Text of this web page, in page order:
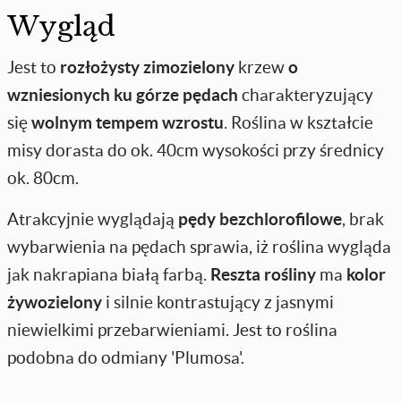
Wygląd
Jest to rozłożysty zimozielony krzewo
wzniesionych ku górze pędach charakteryzujący
sięwolnym tempem wzrostu. Roślina w kształcie
misy dorasta do ok. 40cm wysokości przy średnicy
ok. 80cm.
Atrakcyjnie wyglądają pędy bezchlorofilowe, brak
wybarwienia na pędach sprawia, iż roślina wygląda
jak nakrapiana białą farbą. Reszta rośliny ma kolor
żywozielony i silnie kontrastujący z jasnymi
niewielkimi przebarwieniami. Jest to roślina
podobna do odmiany 'Plumosa'.